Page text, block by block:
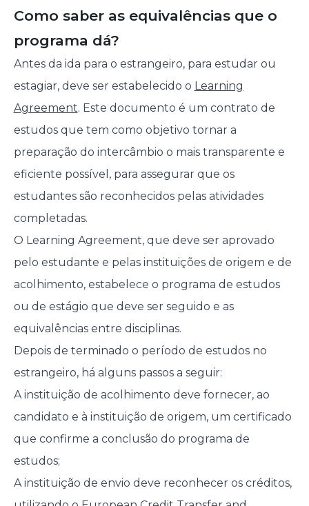
Como saber as equivalências que o
programa dá?
Antes da ida para o estrangeiro, para estudar ou
estagiar, deve ser estabelecido o Learning
Agreement. Este documento é um contrato de
estudos que tem como objetivo tornar a
preparação do intercâmbio o mais transparente e
eficiente possível, para assegurar que os
estudantes são reconhecidos pelas atividades
completadas.
O Learning Agreement, que deve ser aprovado
pelo estudante e pelas instituições de origem e de
acolhimento, estabelece o programa de estudos
ou de estágio que deve ser seguido e as
equivalências entre disciplinas.
Depois de terminado o período de estudos no
estrangeiro, há alguns passos a seguir:
A instituição de acolhimento deve fornecer, ao
candidato e à instituição de origem, um certificado
que confirme a conclusão do programa de
estudos;
A instituição de envio deve reconhecer os créditos,